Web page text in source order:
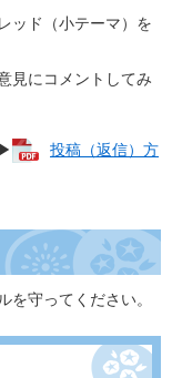
ッド（小テーマ）を
見にコメントしてみ
投稿（返信）方
を守ってください。